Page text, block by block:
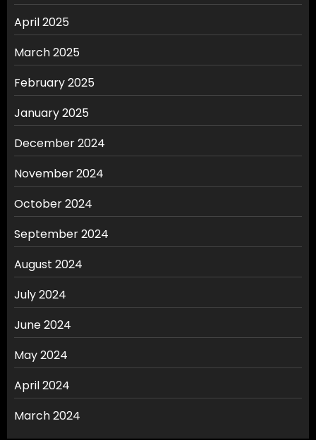
April 2025
March 2025
February 2025
January 2025
December 2024
November 2024
October 2024
September 2024
August 2024
July 2024
June 2024
May 2024
April 2024
March 2024